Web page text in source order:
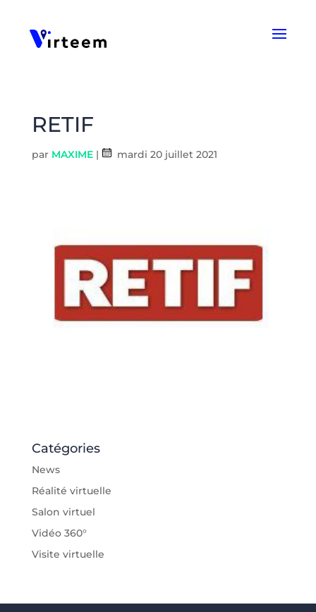
RETIF
par MAXIME| mardi 20 juillet 2021
Catégories
News
Réalité virtuelle
Salon virtuel
Vidéo 360°
Visite virtuelle